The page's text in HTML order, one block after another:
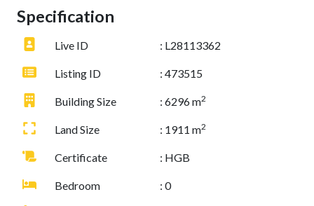
Specification
Live ID : L28113362
Listing ID : 473515
Building Size : 6296 m2
Land Size : 1911 m2
Certificate : HGB
Bedroom : 0